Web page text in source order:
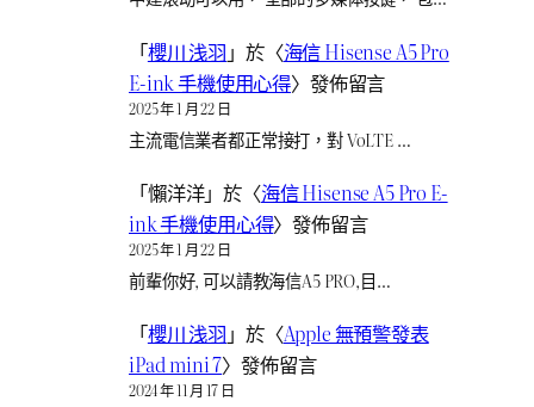
「櫻川 浅羽 」於〈海信 Hisense A5 Pro
E-ink 手機使用心得〉發佈留言
2025 年 1 月 22 日
主流電信業者都正常接打，對 VoLTE …
「懶洋洋」於〈海信 Hisense A5 Pro E-
ink 手機使用心得〉發佈留言
2025 年 1 月 22 日
前輩你好, 可以請教海信A5 PRO,目…
「櫻川 浅羽 」於〈Apple 無預警發表
iPad mini 7〉發佈留言
2024 年 11 月 17 日